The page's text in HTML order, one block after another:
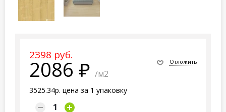
2398 руб.
2086 /м2
3525.34р. цена за 1 упаковку
Отложить